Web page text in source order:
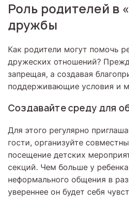
Роль родителей в
дружбы
Как родители могут помочь
дружеских отношений?
запрещая, а создавая
поддерживающие условия и
Создавайте среду для
Для этого регулярно
гости, организуйте
посещение детских
секций. Чем больше у
неформального общения в
увереннее он будет себя